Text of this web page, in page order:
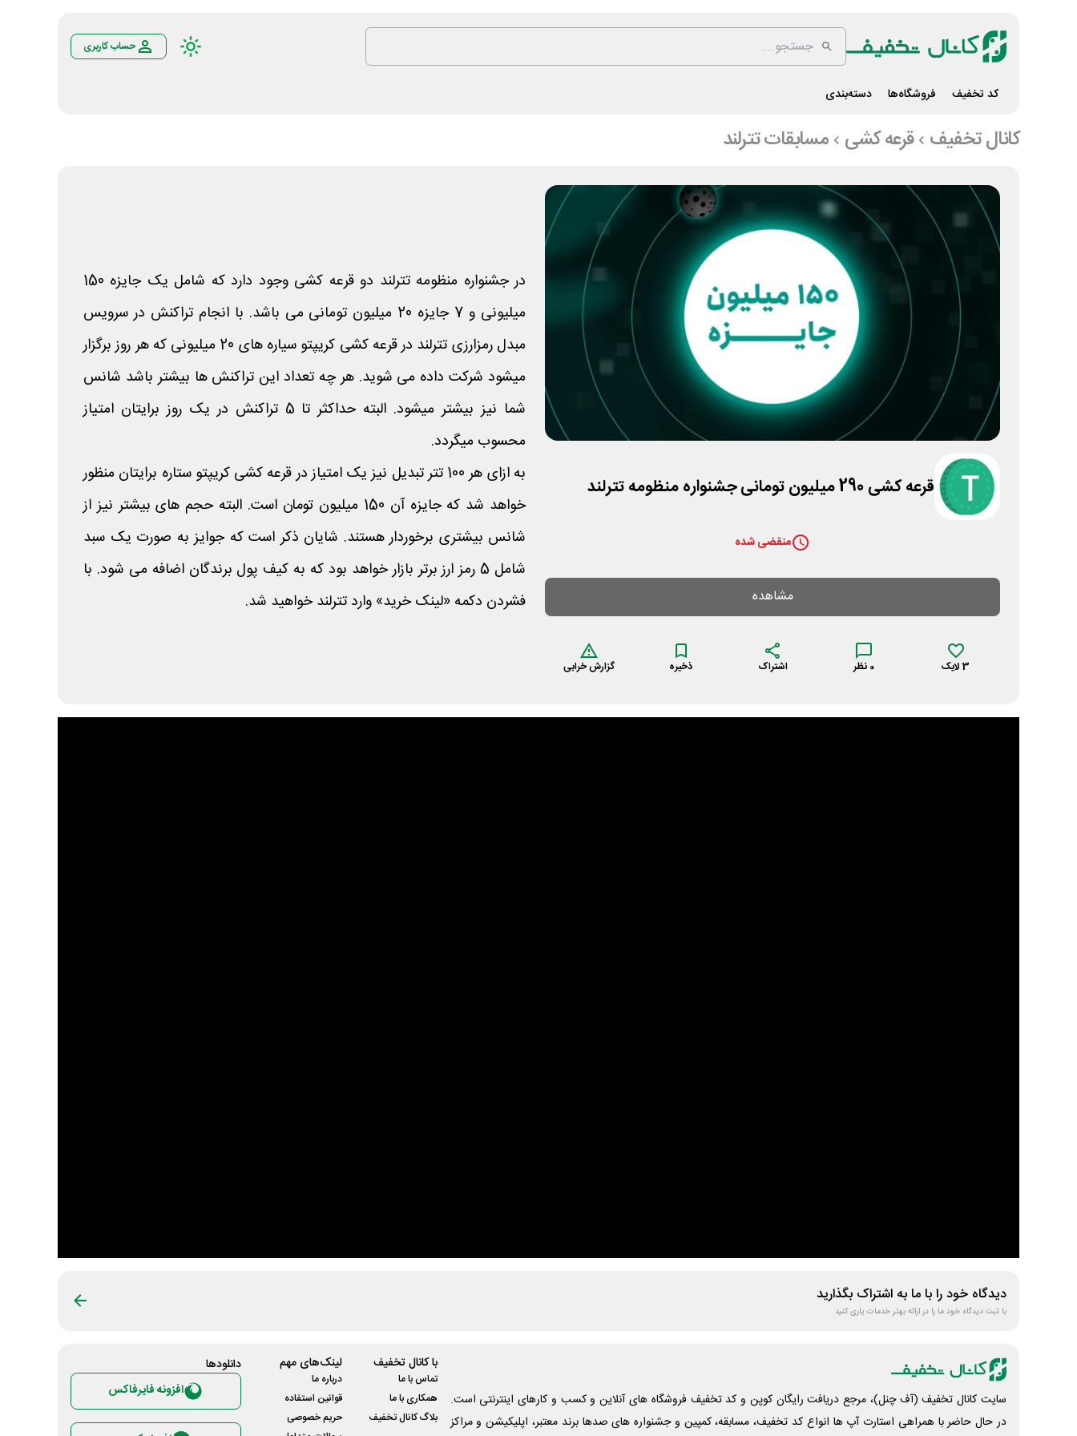
حساب کاربری
کد تخفیف فروشگاه‌ها دسته‌بندی
کانال تخفیف قرعه کشی مسابقات تترلند
قرعه کشی 290 میلیون تومانی جشنواره منظومه تترلند
منقضی شده
مشاهده
3لایک 0 نظر اشتراک ذخیره گزارش خرابی
در جشنواره منظومه تترلند دو قرعه کشی وجود دارد که شامل یک جایزه 150
میلیونی و 7 جایزه 20 میلیون تومانی می باشد. با انجام تراکنش در سرویس
مبدل رمزارزی تترلند در قرعه کشی کریپتو سیاره های 20 میلیونی که هر روز برگزار
میشود شرکت داده می شوید. هر چه تعداد این تراکنش ها بیشتر باشد شانس
شما نیز بیشتر میشود. البته حداکثر تا 5 تراکنش در یک روز برایتان امتیاز
محسوب میگردد.
به ازای هر 100 تتر تبدیل نیز یک امتیاز در قرعه کشی کریپتو ستاره برایتان منظور
خواهد شد که جایزه آن 150 میلیون تومان است. البته حجم های بیشتر نیز از
شانس بیشتری برخوردار هستند. شایان ذکر است که جوایز به صورت یک سبد
شامل 5 رمز ارز برتر بازار خواهد بود که به کیف پول برندگان اضافه می شود. با
فشردن دکمه «لینک خرید» وارد تترلند خواهید شد.
دیدگاه خود را با ما به اشتراک بگذارید
با ثبت دیدگاه خود ما را در ارائه بهتر خدمات یاری کنید
سایت کانال تخفیف (آف چنل)، مرجع دریافت رایگان کوپن و کد تخفیف فروشگاه های آنلاین و کسب و‌ کارهای اینترنتی است.
در حال حاضر با همراهی استارت آپ ها انواع کد تخفیف، مسابقه، کمپین و جشنواره های صدها برند معتبر، اپلیکیشن و مراکز
با کانال تخفیف
تماس با ما
همکاری با ما
بلاگ کانال تخفیف
لینک‌های مهم
درباره ما
قوانین استفاده
حریم خصوصی
دانلود‌ها
افزونه فایرفاکس